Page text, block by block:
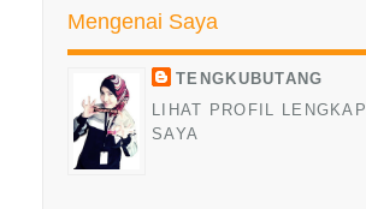
Mengenai Saya
TENGKUBUTANG
LIHAT PROFIL LENGKAP
SAYA